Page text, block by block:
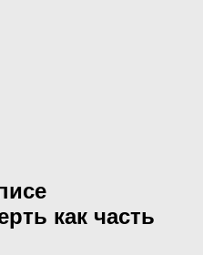
как часть